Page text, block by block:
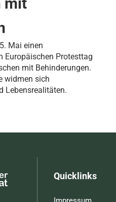
Mai einen
Europäischen Protesttag
mit Behinderungen.
widmen sich
Lebensrealitäten.
Quicklinks